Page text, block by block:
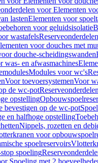
voor Elementen
lastenElementen voor
voor geluidsisolatie
wastafels
voor douches met
douche-scheidingswanden
was- en afwasmachines
Modules voor wc's
Voor toevoersystemenVoor
de wc-pot
opstelling
bevestigen op de wc-pot
en halfhoge opstelling
Nippels, rozetten en
voor
spoelreservoirs
spoeling
Spoeling met 2